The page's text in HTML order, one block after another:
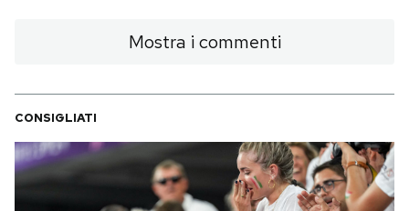
Mostra i commenti
CONSIGLIATI